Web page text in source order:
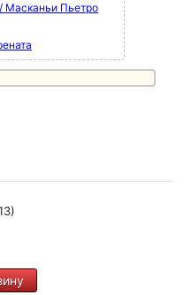
Масканьи Пьетро